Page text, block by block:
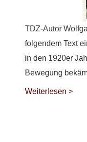
TDZ-Autor
folgendem Text
in den 1920er
Bewegung
Weiterlesen >